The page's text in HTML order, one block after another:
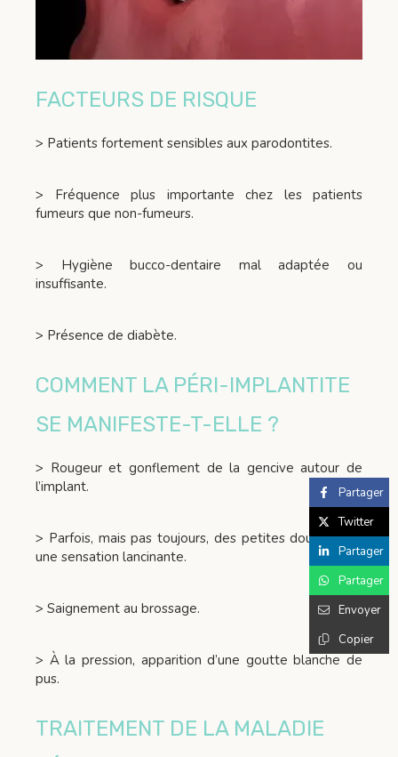
FACTEURS DE RISQUE
> Patients fortement sensibles aux parodontites.
> Fréquence plus importante chez les patients
fumeurs que non-fumeurs.
> Hygiène bucco-dentaire mal adaptée ou
insuffisante.
> Présence de diabète.
COMMENT LA PÉRI-IMPLANTITE
SE MANIFESTE-T-ELLE ?
> Rougeur et gonflement de la gencive autour de
l’implant.
> Parfois, mais pas toujours, des petites douleurs ou
une sensation lancinante.
> Saignement au brossage.
> À la pression, apparition d’une goutte blanche de
pus.
TRAITEMENT DE LA MALADIE
Partager
Twitter
Partager
Partager
Envoyer
Copier